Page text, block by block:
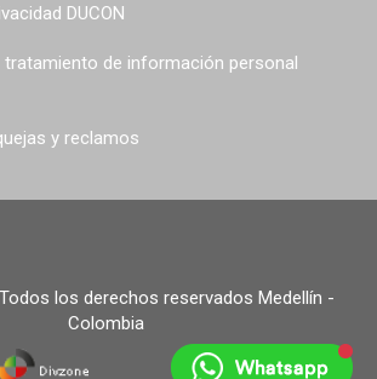
DUCON
tratamiento de información personal
y reclamos
los derechos reservados Medellín -
Colombia